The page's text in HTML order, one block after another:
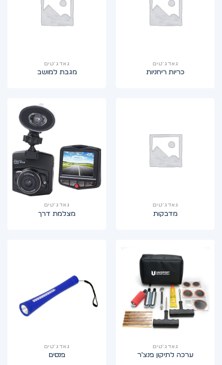
גאדג'טים
כריות ריחניות
גאדג'טים
מגבת למושב
גאדג'טים
מדבקות
גאדג'טים
מצלמת דרך
גאדג'טים
ערכה לתיקון פנצ'ר
גאדג'טים
פנסים